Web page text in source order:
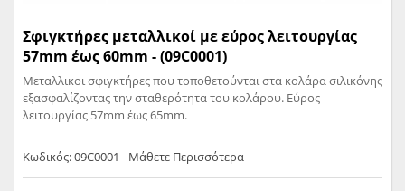
Σφιγκτήρες μεταλλικοί με εύρος λειτουργίας
57mm έως 60mm - (09C0001)
Μεταλλικοι σφιγκτήρες που τοποθετούνται στα κολάρα σιλικόνης
εξασφαλίζοντας την σταθερότητα του κολάρου. Εύρος
λειτουργίας 57mm έως 65mm.
Κωδικός: 09C0001 - Μάθετε Περισσότερα